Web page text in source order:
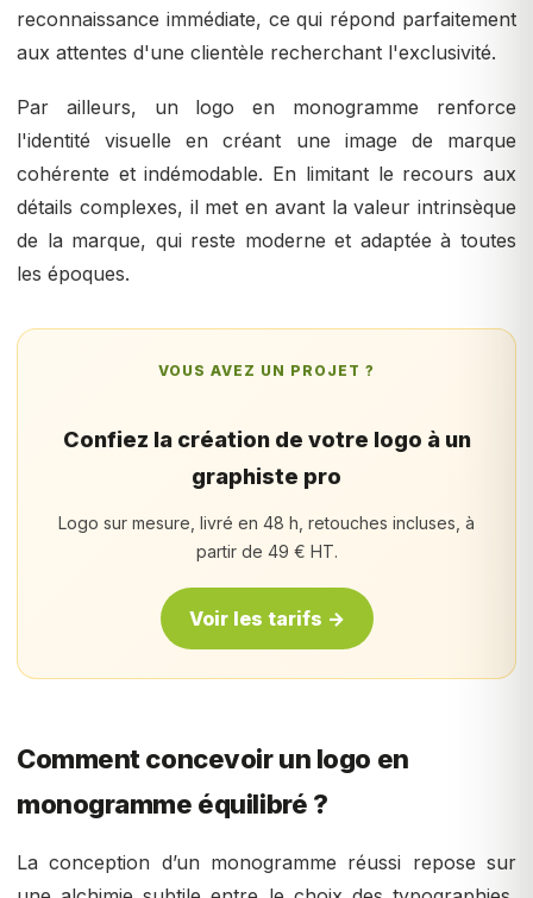
reconnaissance immédiate, ce qui répond parfaitement
aux attentes d'une clientèle recherchant l'exclusivité.
Par ailleurs, un logo en monogramme renforce
l'identité visuelle en créant une image de marque
cohérente et indémodable. En limitant le recours aux
détails complexes, il met en avant la valeur intrinsèque
de la marque, qui reste moderne et adaptée à toutes
les époques.
VOUS AVEZ UN PROJET ?
Confiez la création de votre logo à un
graphiste pro
Logo sur mesure, livré en 48 h, retouches incluses, à
partir de 49 € HT.
Voir les tarifs →
Comment concevoir un logo en
monogramme équilibré ?
La conception d’un monogramme réussi repose sur